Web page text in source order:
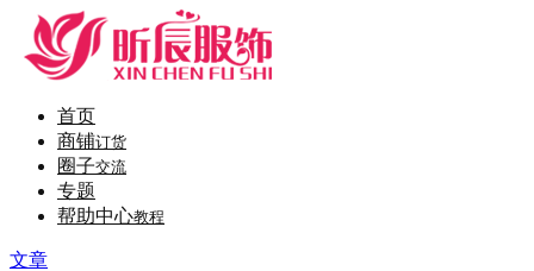
首页
商铺订货
圈子交流
专题
帮助中心教程
文章